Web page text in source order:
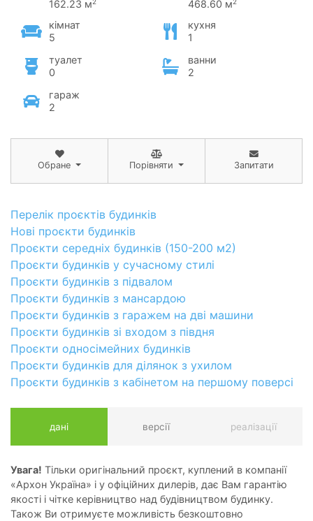
162.23 м
468.60 м
кімнат
5
кухня
1
туалет
0
ванни
2
гараж
2
Обране Порівняти Запитати
Перелік проєктів будинків
Нові проєкти будинків
Проєкти середніх будинків (150-200 м2)
Проєкти будинків у сучасному стилі
Проєкти будинків з підвалом
Проєкти будинків з мансардою
Проєкти будинків з гаражем на дві машини
Проєкти будинків зі входом з півдня
Проєкти односімейних будинків
Проєкти будинків для ділянок з ухилом
Проєкти будинків з кабінетом на першому поверсі
дані версії реалізації
Увага! Тільки оригінальний проєкт, куплений в компанії
«Архон Україна» і у офіційних дилерів, дає Вам гарантію
якості і чітке керівництво над будівництвом будинку.
Також Ви отримуєте можливість безкоштовно